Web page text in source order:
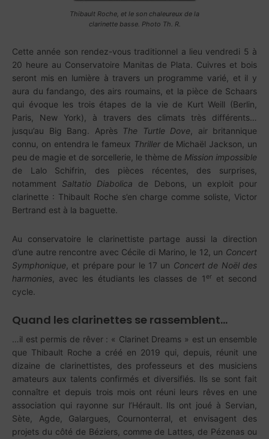
Thibault Roche, et le son chaleureux de la
clarinette basse. Photo Th. R.
Cette année son rendez-vous traditionnel a lieu vendredi 5 à
20 heure au Conservatoire Manitas de Plata. Cuivres et bois
seront mis en lumière à travers un programme varié, et il y
aura du fandango, des airs roumains, et la pièce de Schaars
qui évoque les trois étapes de la vie de Kurt Weill (Berlin,
Paris, New York), à travers des climats très différents…
jusqu’au Big Bang. Après The Turtle Dove , air britannique
connu, on entendra le fameux Thrillerde Michaël Jackson, un
peu de magie et de sorcellerie, le thème de Mission impossible
de Lalo Schifrin, des pièces récentes, des surprises,
notamment Saltatio Diabolica de Debons, un exploit pour
clarinette : Thibault Roche s’en charge comme soliste, Victor
Bertrand est à la baguette.
Au conservatoire le clarinettiste partage aussi la direction
d’une autre rencontre avec Cécile di Marino, le 12, un Concert
Symphonique , et prépare pour le 17 un Concert de Noël des
harmonies , avec les étudiants les classes de 1 eret second
cycle.
Quand les clarinettes se rassemblent…
…il est permis de rêver : « Clarinet Dreams » est un ensemble
que Thibault Roche a créé en 2019 qui, depuis, réunit une
dizaine de clarinettistes, des professeurs et des musiciens
amateurs aux talents confirmés et diversifiés. Ils se sont fait
connaître et depuis trois mois ont réuni leurs rêves en une
association qui rayonne sur l’Hérault. Ils ont joué à Servian,
Sète, Agde, Galargues, Cournonterral, et envisagent des
projets du côté de Béziers, comme de Lattes, de Pézenas ou